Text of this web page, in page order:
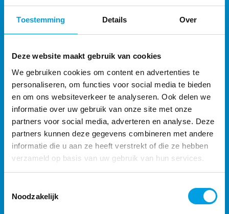
Toestemming Details Over
Deze website maakt gebruik van cookies
We gebruiken cookies om content en advertenties te
personaliseren, om functies voor social media te bieden
en om ons websiteverkeer te analyseren. Ook delen we
informatie over uw gebruik van onze site met onze
partners voor social media, adverteren en analyse. Deze
partners kunnen deze gegevens combineren met andere
informatie die u aan ze heeft verstrekt of die ze hebben
verzameld op basis van uw gebruik van hun services.
Noodzakelijk
CONTACT
033 450 50 75
info@atrea.nl
Maanlander 47
3824 MN Amersfoort
Download Teamviewer
PRODUCTEN
Activiteitenregistratie